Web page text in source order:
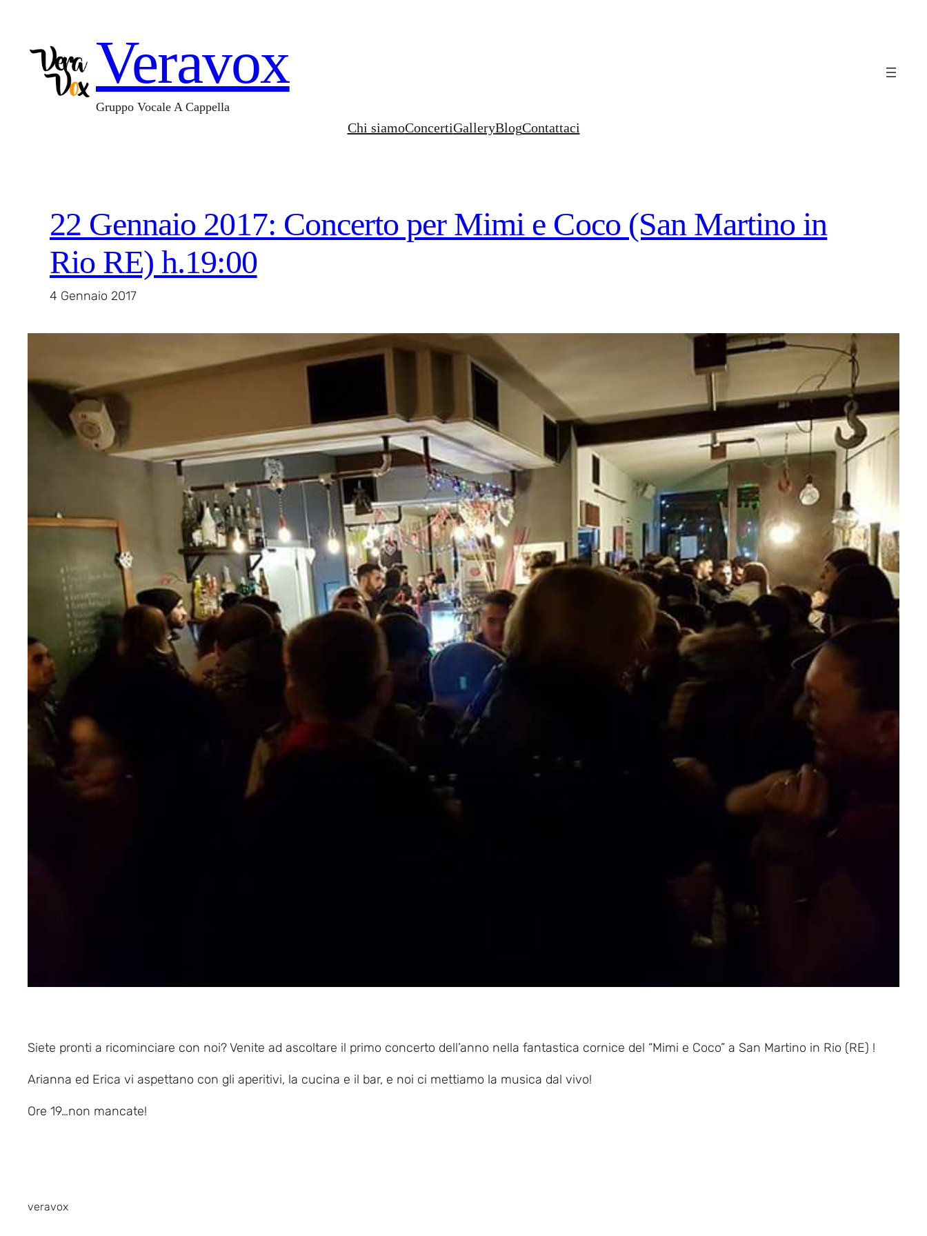
contenuto
Veravox
Gruppo Vocale A Cappella
Chi siamoConcertiGalleryBlogContattaci
22 Gennaio 2017: Concerto per Mimi e Coco (San Martino in
Rio RE) h.19:00
4 Gennaio 2017
Siete pronti a ricominciare con noi? Venite ad ascoltare il primo concerto dell’anno nella fantastica cornice del “Mimi e Coco” a San Martino in Rio (RE) !
Arianna ed Erica vi aspettano con gli aperitivi, la cucina e il bar, e noi ci mettiamo la musica dal vivo!
Ore 19…non mancate!
veravox